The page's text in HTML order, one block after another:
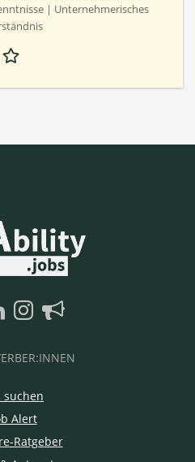
| Unternehmerisches
suchen
Alert
Ratgeber